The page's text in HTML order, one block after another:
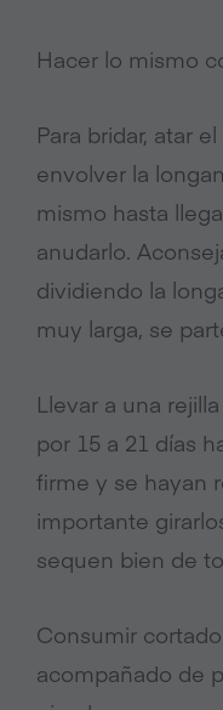
Hacer lo mismo
Para bridar, atar
envolver la
mismo hasta
anudarlo.
dividiendo la
muy larga, se
Llevar a una
por 15 a 21 días
firme y se hayan
importante
sequen bien de
Consumir
acompañado de